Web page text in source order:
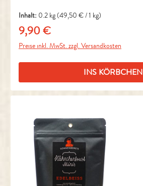
Inhalt: 0.2 kg(49,50 € / 1 kg)
Regulärer Preis:
9,90 €
Preise inkl. MwSt. zzgl. Versandkosten
INS KÖRBCHEN